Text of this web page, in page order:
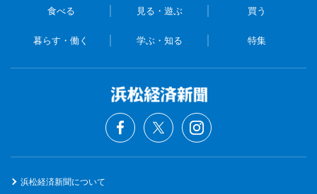
食べる 見る・遊ぶ 買う
暮らす・働く 学ぶ・知る 特集
浜松経済新聞について